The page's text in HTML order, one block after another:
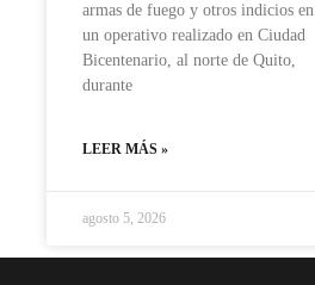
armas de fuego y otros indicios en
un operativo realizado en Ciudad
Bicentenario, al norte de Quito,
durante
LEER MÁS »
agosto 5, 2026